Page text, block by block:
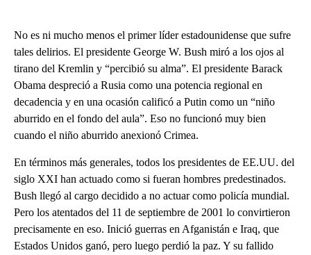
No es ni mucho menos el primer líder estadounidense que sufre
tales delirios. El presidente George W. Bush miró a los ojos al
tirano del Kremlin y “percibió su alma”. El presidente Barack
Obama despreció a Rusia como una potencia regional en
decadencia y en una ocasión calificó a Putin como un “niño
aburrido en el fondo del aula”. Eso no funcionó muy bien
cuando el niño aburrido anexionó Crimea.
En términos más generales, todos los presidentes de EE.UU. del
siglo XXI han actuado como si fueran hombres predestinados.
Bush llegó al cargo decidido a no actuar como policía mundial.
Pero los atentados del 11 de septiembre de 2001 lo convirtieron
precisamente en eso. Inició guerras en Afganistán e Iraq, que
Estados Unidos ganó, pero luego perdió la paz. Y su fallido